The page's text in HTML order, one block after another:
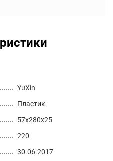
YuXin
Пластик
57x280x25
220
30.06.2017